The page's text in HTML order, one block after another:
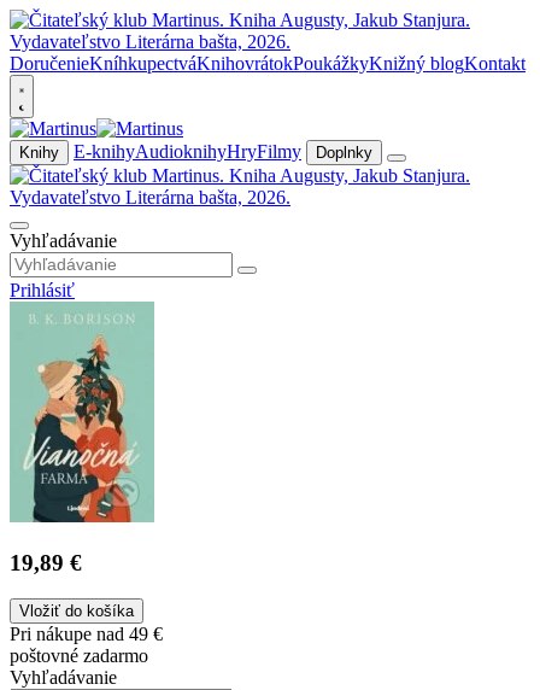
DoručenieKníhkupectváKnihovrátokPoukážkyKnižný blogKontakt
Knihy E-knihyAudioknihyHryFilmy Doplnky
Vyhľadávanie
Prihlásiť
19,89 €
Vložiť do košíka
Pri nákupe nad 49 €
poštovné zadarmo
Vyhľadávanie